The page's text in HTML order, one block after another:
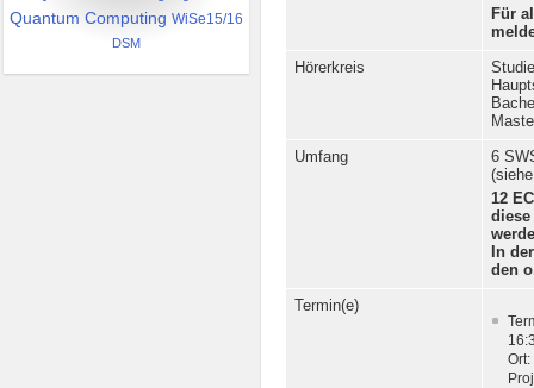
Quantum Computing WiSe15/16
DSM
Für
Hörerkreis
Umfang
6
12
In
den
Termin(e)